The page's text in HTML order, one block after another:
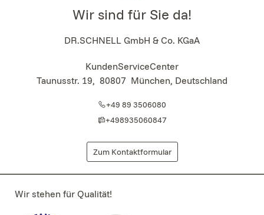
Wir sind für Sie da!
DR.SCHNELL GmbH & Co. KGaA
KundenServiceCenter
Taunusstr. 19, 80807 München, Deutschland
+49 89 3506080
+498935060847
Zum Kontaktformular
Wir stehen für Qualität!